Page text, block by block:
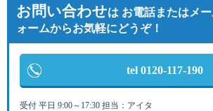
お問い合わせは お電話またはメ
ォームからお気軽にどうぞ！
tel 0120-117-190
受付 平日 9:00～17:30 担当：アイタ